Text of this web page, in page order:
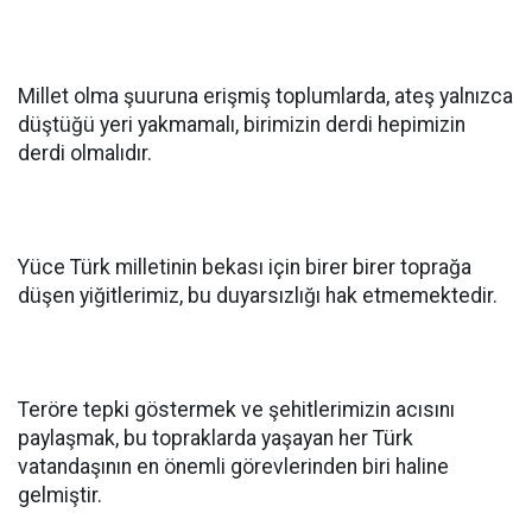
Millet olma şuuruna erişmiş toplumlarda, ateş yalnızca
düştüğü yeri yakmamalı, birimizin derdi hepimizin
derdi olmalıdır.
Yüce Türk milletinin bekası için birer birer toprağa
düşen yiğitlerimiz, bu duyarsızlığı hak etmemektedir.
Teröre tepki göstermek ve şehitlerimizin acısını
paylaşmak, bu topraklarda yaşayan her Türk
vatandaşının en önemli görevlerinden biri haline
gelmiştir.